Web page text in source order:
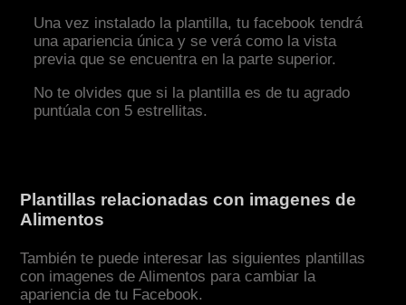
Una vez instalado la plantilla, tu facebook tendrá
una apariencia única y se verá como la vista
previa que se encuentra en la parte superior.
No te olvides que si la plantilla es de tu agrado
puntúala con 5 estrellitas.
Plantillas relacionadas con imagenes de
Alimentos
También te puede interesar las siguientes plantillas
con imagenes de Alimentos para cambiar la
apariencia de tu Facebook.